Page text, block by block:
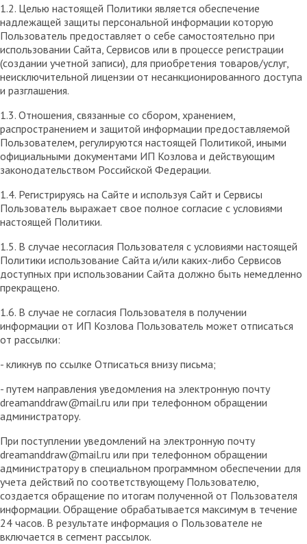
1.2. Целью настоящей Политики является обеспечение
надлежащей защиты персональной информации которую
Пользователь предоставляет о себе самостоятельно при
использовании Сайта, Сервисов или в процессе регистрации
(создании учетной записи), для приобретения товаров/услуг,
неисключительной лицензии от несанкционированного доступа
и разглашения.
1.3. Отношения, связанные со сбором, хранением,
распространением и защитой информации предоставляемой
Пользователем, регулируются настоящей Политикой, иными
официальными документами ИП Козловa и действующим
законодательством Российской Федерации.
1.4. Регистрируясь на Сайте и используя Сайт и Сервисы
Пользователь выражает свое полное согласие с условиями
настоящей Политики.
1.5. В случае несогласия Пользователя с условиями настоящей
Политики использование Сайта и/или каких-либо Сервисов
доступных при использовании Сайта должно быть немедленно
прекращено.
1.6. В случае не согласия Пользователя в получении
информации от ИП Козлова Пользователь может отписаться
от рассылки:
- кликнув по ссылке Отписаться внизу письма;
- путем направления уведомления на электронную почту
dreamanddraw@mail.ru или при телефонном обращении
администратору.
При поступлении уведомлений на электронную почту
dreamanddraw@mail.ru или при телефонном обращении
администратору в специальном программном обеспечении для
учета действий по соответствующему Пользователю,
создается обращение по итогам полученной от Пользователя
информации. Обращение обрабатывается максимум в течение
24 часов. В результате информация о Пользователе не
включается в сегмент рассылок.